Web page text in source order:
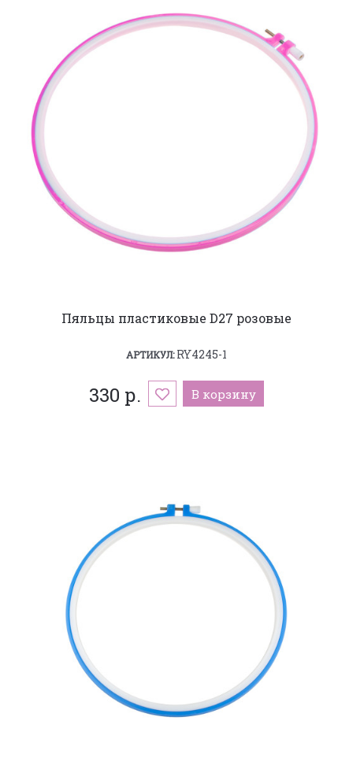
Пяльцы пластиковые D27 розовые
АРТИКУЛ:RY4245-1
330 р. В корзину